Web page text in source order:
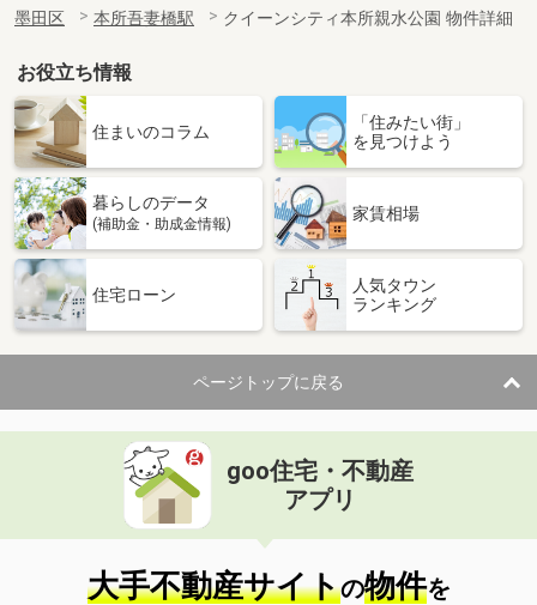
墨田区
本所吾妻橋駅 クイーンシティ本所親水公園 物件詳細
お役立ち情報
住まいのコラム
「住みたい街」
を見つけよう
暮らしのデータ
(補助金・助成金情報)
家賃相場
住宅ローン
人気タウン
ランキング
ページトップに戻る
goo住宅・不動産
アプリ
大手不動産サイトの物件を